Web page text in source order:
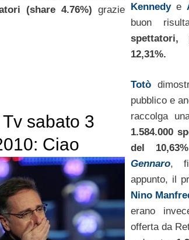
(share 4.76%) grazie Kennedye
buon
12,31%.
Totò
pubblico e
raccolga
1.584.000
del 10,63%
Gennaro,
appunto, il
Nino
erano
offerta da
sabato 3
Ciao
4 vince la
più di
spettatori